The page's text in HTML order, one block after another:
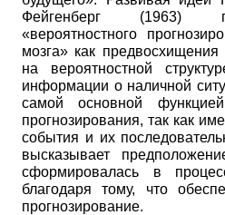
Фейгенберг (1963)
«вероятностного
мозга» как предвосхищения
на вероятностной
информации о наличной
самой основной
прогнозирования, так как
события и их
высказывает
сформировалась в
благодаря тому, что
прогнозирование.